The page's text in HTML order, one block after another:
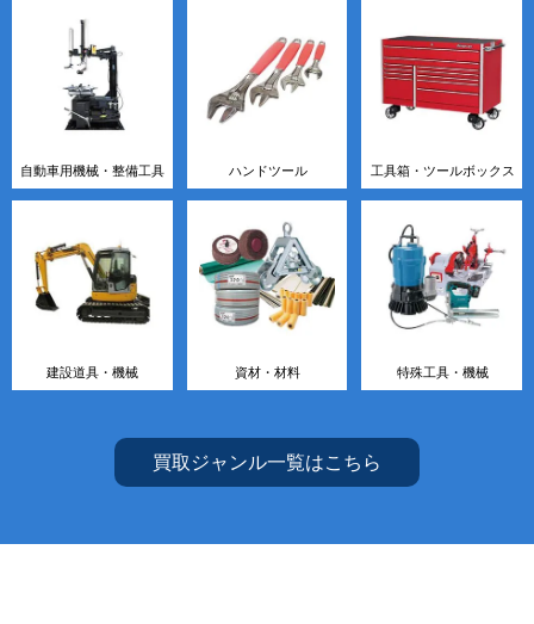
自動車用機械・整備工具 ハンドツール 工具箱・ツールボックス
建設道具・機械 資材・材料 特殊工具・機械
買取ジャンル一覧はこちら